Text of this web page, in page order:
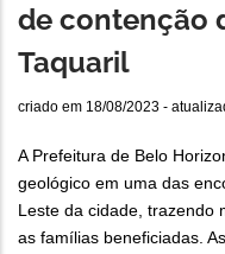
de contenção
Taquaril
criado em 18/08/2023 -
A Prefeitura de Belo
geológico em uma das
Leste da cidade, trazendo
as famílias beneficiadas.